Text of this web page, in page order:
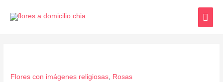
Flores con imágenes religiosas, Rosas